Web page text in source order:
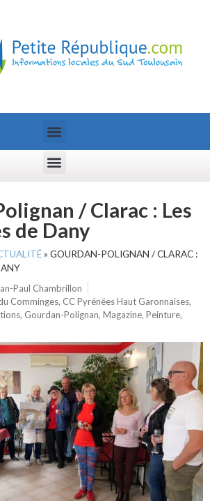
/ Clarac : Les
de Dany
» GOURDAN-POLIGNAN / CLARAC :
Paul Chambrillon
Comminges, CC Pyrénées Haut Garonnaises,
, Gourdan-Polignan, Magazine, Peinture,